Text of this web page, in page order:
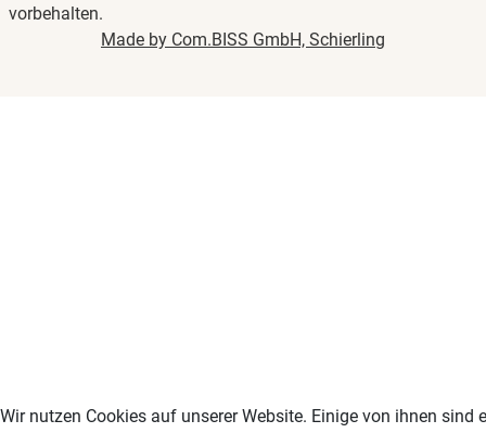
vorbehalten.
Made by Com.BISS GmbH, Schierling
Wir nutzen Cookies auf unserer Website. Einige von ihnen sind